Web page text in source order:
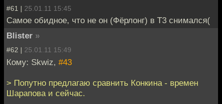
#61 | 25.01.11 15:45
Самое обидное, что не он (Фёрлонг) в Т3 снимался(
Blister »
#62 | 25.01.11 15:49
Кому: Skwiz, #43
> Попутно предлагаю сравнить Конкина - времен
Шарапова и сейчас.